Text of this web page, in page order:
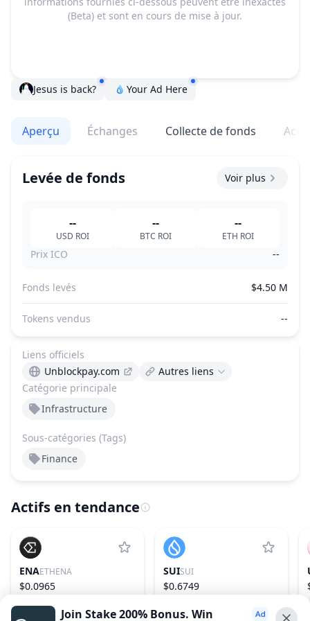
(Beta) et sont en cours de mise à jour.
Jesus is back? Your Ad Here
Aperçu Échanges Collecte de fonds
Levée de fonds Voir plus
--
USD ROI
--
BTC ROI
--
ETH ROI
Prix ICO --
Fonds levés $4.50 M
Tokens vendus --
Catégorie principale
Infrastructure
Sous-catégories (Tags)
Finance
Liens officiels
Unblockpay.com
Autres liens
Actifs en tendance
ENAETHENA
$0.0965
SUISUI
$0.6749
Join Stake 200% Bonus. Win